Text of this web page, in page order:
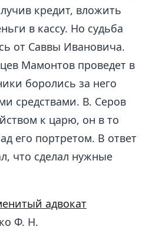
кредит, вложить
в кассу. Но судьба
от Саввы Ивановича.
Мамонтов проведет в
боролись за него
средствами. В. Серов
к царю, он в то
его портретом. В ответ
что сделал нужные
Ф. Н.